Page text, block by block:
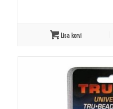
Lisa korvi